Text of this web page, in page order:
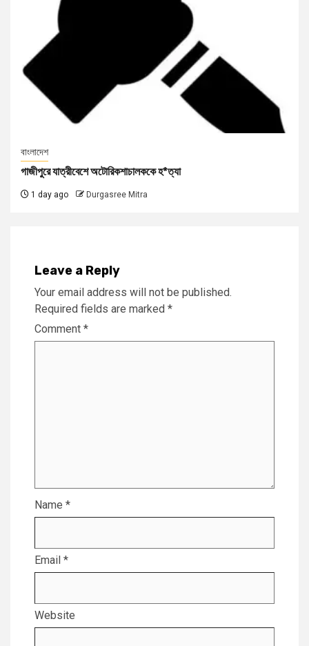
বাংলাদেশ
গাজীপুরে যাত্রীবেশে অটোরিকশাচালককে হ*ত্যা
1 day ago Durgasree Mitra
Leave a Reply
Your email address will not be published.
Required fields are marked *
Comment *
Name *
Email *
Website